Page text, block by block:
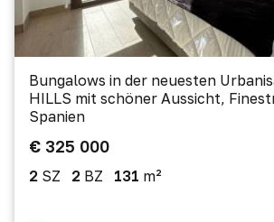
Bungalows in der neuesten
HILLS mit schöner Aussicht,
Spanien
€ 325 000
2 SZ 2 BZ 131 m²